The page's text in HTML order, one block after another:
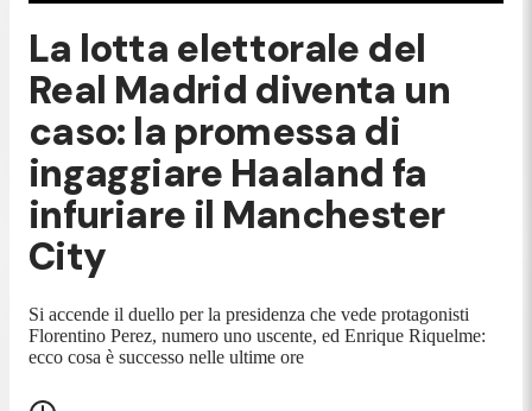
La lotta elettorale del
Real Madrid diventa un
caso: la promessa di
ingaggiare Haaland fa
infuriare il Manchester
City
Si accende il duello per la presidenza che vede protagonisti
Florentino Perez, numero uno uscente, ed Enrique Riquelme:
ecco cosa è successo nelle ultime ore